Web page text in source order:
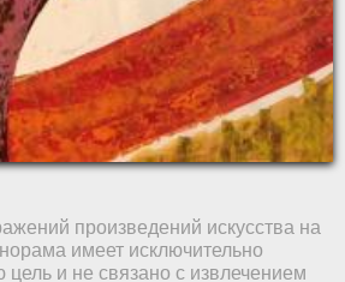
произведений искусства на
имеет исключительно
и не связано с извлечением